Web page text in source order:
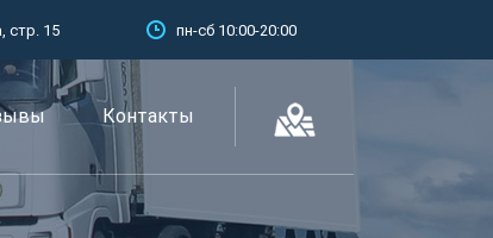
стр. 15 пн-сб 10:00-20:00
Контакты